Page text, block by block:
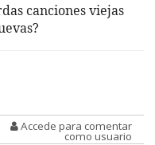
canciones viejas
Accede para comentar
como usuario